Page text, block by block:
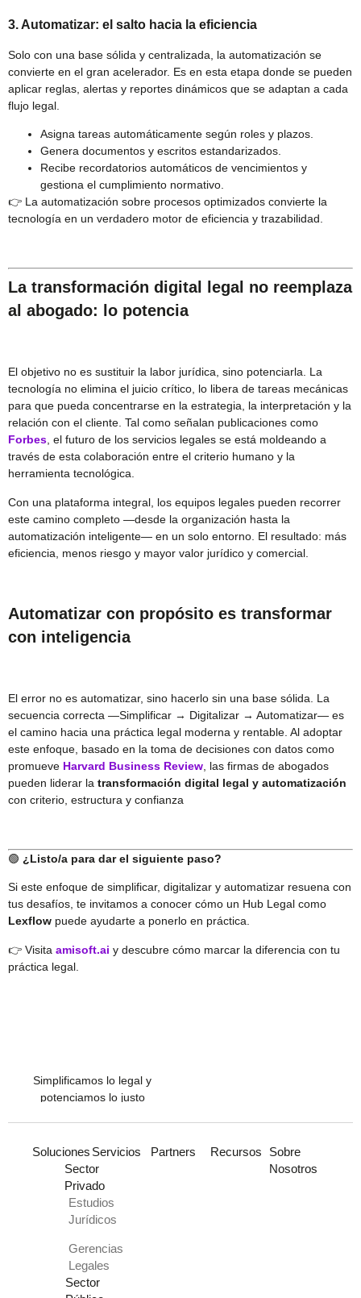
3. Automatizar: el salto hacia la eficiencia
Solo con una base sólida y centralizada, la automatización se
convierte en el gran acelerador. Es en esta etapa donde se pueden
aplicar reglas, alertas y reportes dinámicos que se adaptan a cada
flujo legal.
Asigna tareas automáticamente según roles y plazos.
Genera documentos y escritos estandarizados.
Recibe recordatorios automáticos de vencimientos y
gestiona el cumplimiento normativo.
👉 La automatización sobre procesos optimizados convierte la
tecnología en un verdadero motor de eficiencia y trazabilidad.
La transformación digital legal no reemplaza
al abogado: lo potencia
El objetivo no es sustituir la labor jurídica, sino potenciarla. La
tecnología no elimina el juicio crítico, lo libera de tareas mecánicas
para que pueda concentrarse en la estrategia, la interpretación y la
relación con el cliente. Tal como señalan publicaciones como
Forbes, el futuro de los servicios legales se está moldeando a
través de esta colaboración entre el criterio humano y la
herramienta tecnológica.
Con una plataforma integral, los equipos legales pueden recorrer
este camino completo —desde la organización hasta la
automatización inteligente— en un solo entorno. El resultado: más
eficiencia, menos riesgo y mayor valor jurídico y comercial.
Automatizar con propósito es transformar
con inteligencia
El error no es automatizar, sino hacerlo sin una base sólida. La
secuencia correcta —Simplificar → Digitalizar → Automatizar— es
el camino hacia una práctica legal moderna y rentable. Al adoptar
este enfoque, basado en la toma de decisiones con datos como
promueve Harvard Business Review , las firmas de abogados
pueden liderar la transformación digital legal y automatización
con criterio, estructura y confianza
🟢 ¿Listo/a para dar el siguiente paso?
Si este enfoque de simplificar, digitalizar y automatizar resuena con
tus desafíos, te invitamos a conocer cómo un Hub Legal como
Lexflow puede ayudarte a ponerlo en práctica.
👉 Visita amisoft.ai y descubre cómo marcar la diferencia con tu
práctica legal.
Simplificamos lo legal y
potenciamos lo justo
Soluciones
Sector
Privado
Estudios
Jurídicos
Gerencias
Legales
Sector
Servicios Partners Recursos
Sobre
Nosotros